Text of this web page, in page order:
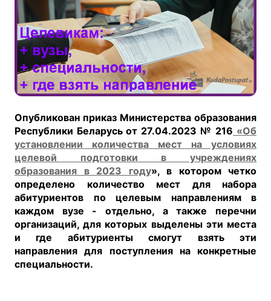
Опубликован приказ Министерства образования
Республики Беларусь от 27.04.2023 № 216 «Об
установлении количества мест на условиях
целевой подготовки в учреждениях
образования в 2023 году», в котором четко
определено количество мест для набора
абитуриентов по целевым направлениям в
каждом вузе - отдельно, а также перечни
организаций, для которых выделены эти места
и где абитуриенты смогут взять эти
направления для поступления на конкретные
специальности.